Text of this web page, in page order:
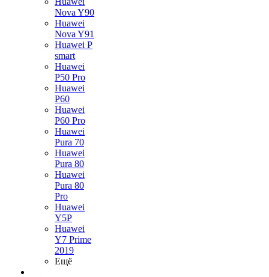
Nova Y90
Huawei
Nova Y91
Huawei P
smart
Huawei
P50 Pro
Huawei
P60
Huawei
P60 Pro
Huawei
Pura 70
Huawei
Pura 80
Huawei
Pura 80
Pro
Huawei
Y5P
Huawei
Y7 Prime
2019
Ещё